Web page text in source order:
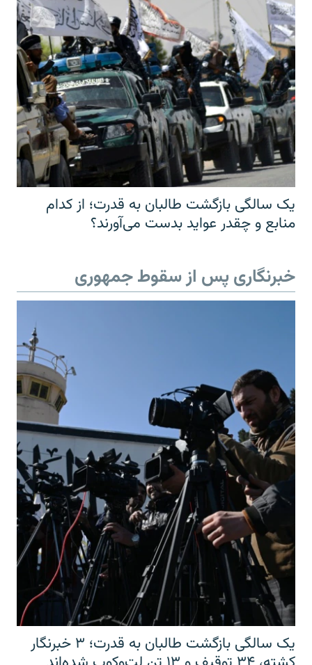
یک سالگی بازگشت طالبان به قدرت؛ از کدام
منابع و چقدر عواید بدست می‌آورند؟
خبرنگاری پس از سقوط جمهوری
یک سالگی بازگشت طالبان به قدرت؛ ۳ خبرنگار